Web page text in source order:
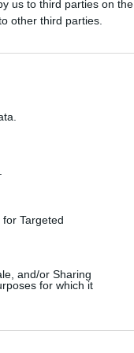
us to third parties on the
other third parties.
Targeted
and/or Sharing
for which it